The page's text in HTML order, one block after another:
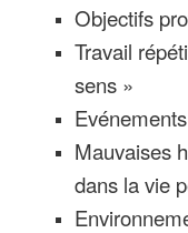
Objectifs
Travail
sens »
Mauvaises
dans la vie